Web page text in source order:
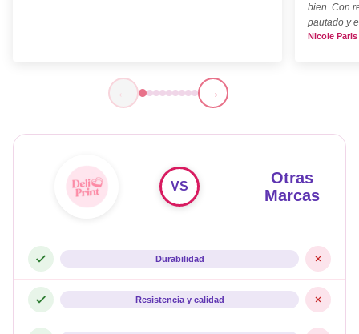
bien. Con
pautado y
Nicole Paris
← →
Otras
Marcas
VS
Durabilidad
Resistencia y calidad